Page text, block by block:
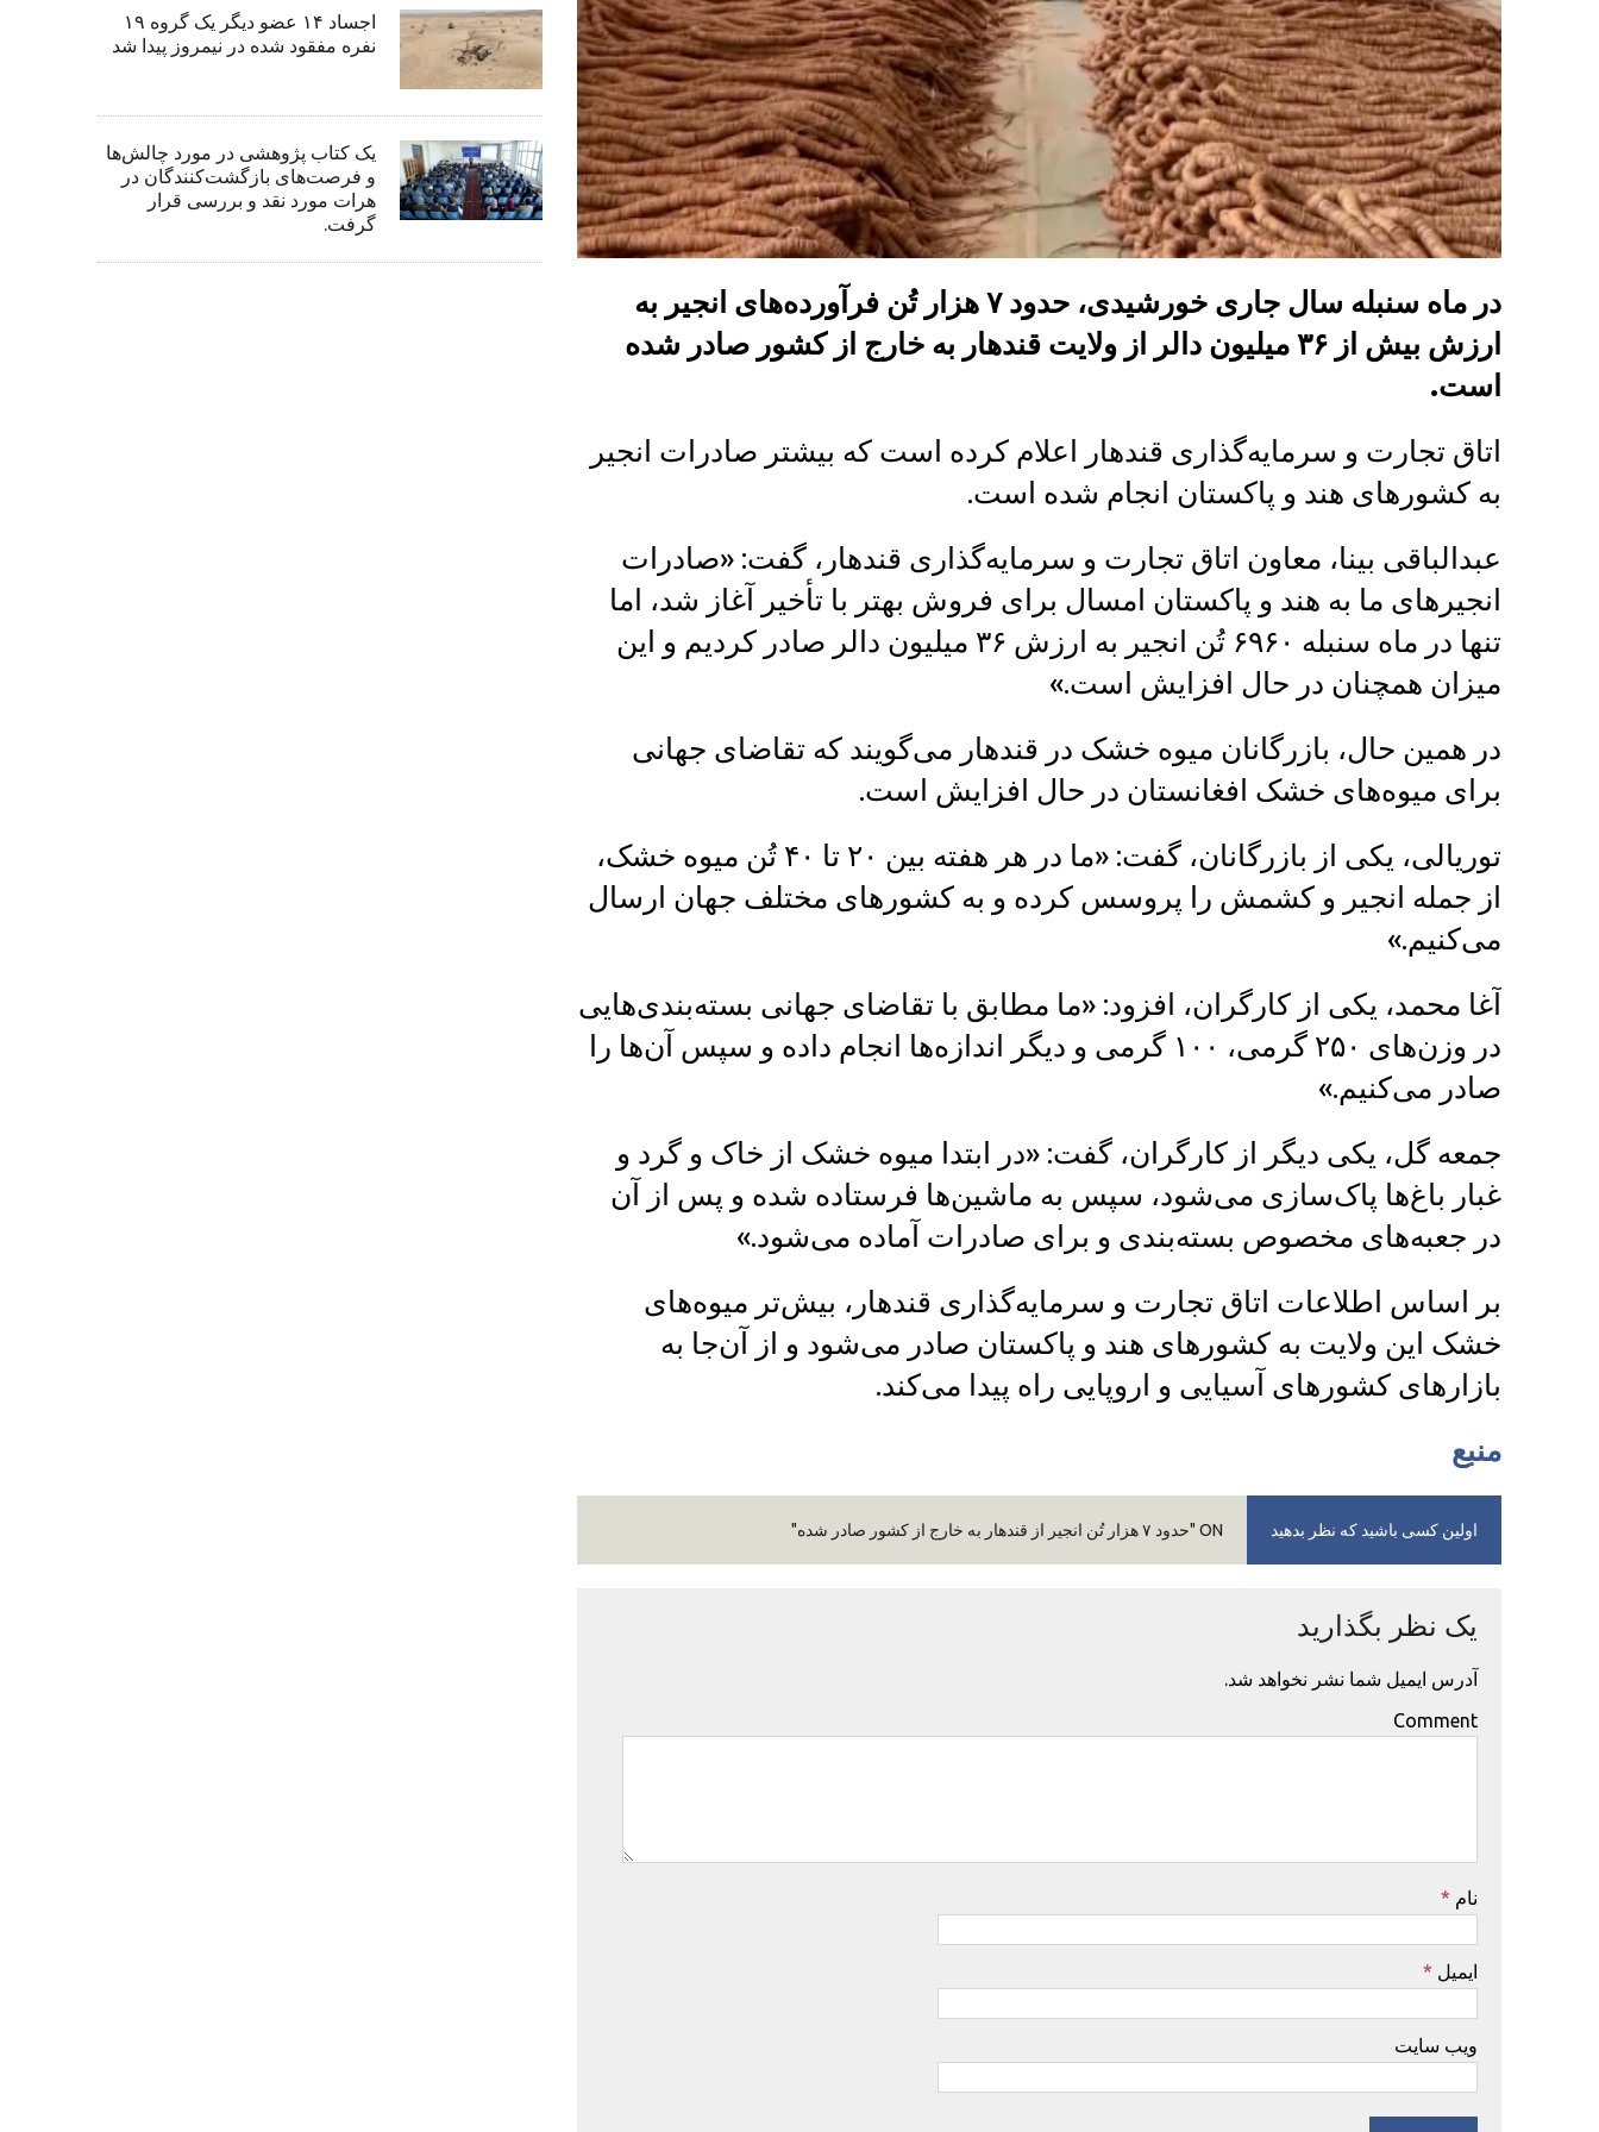
در ماه سنبله سال جاری خورشیدی، حدود ۷ هزار تُن فرآورده‌های انجیر به
ارزش بیش از ۳۶ میلیون دالر از ولایت قندهار به خارج از کشور صادر شده
است.
اتاق تجارت و سرمایه‌گذاری قندهار اعلام کرده است که بیشتر صادرات انجیر
به کشورهای هند و پاکستان انجام شده است.
عبدالباقی بینا، معاون اتاق تجارت و سرمایه‌گذاری قندهار، گفت: «صادرات
انجیرهای ما به هند و پاکستان امسال برای فروش بهتر با تأخیر آغاز شد، اما
تنها در ماه سنبله ۶۹۶۰ تُن انجیر به ارزش ۳۶ میلیون دالر صادر کردیم و این
میزان همچنان در حال افزایش است.»
در همین حال، بازرگانان میوه خشک در قندهار می‌گویند که تقاضای جهانی
برای میوه‌های خشک افغانستان در حال افزایش است.
توریالی، یکی از بازرگانان، گفت: «ما در هر هفته بین ۲۰ تا ۴۰ تُن میوه خشک،
از جمله انجیر و کشمش را پروسس کرده و به کشورهای مختلف جهان ارسال
می‌کنیم.»
آغا محمد، یکی از کارگران، افزود: «ما مطابق با تقاضای جهانی بسته‌بندی‌هایی
در وزن‌های ۲۵۰ گرمی، ۱۰۰ گرمی و دیگر اندازه‌ها انجام داده و سپس آن‌ها را
صادر می‌کنیم.»
جمعه گل، یکی دیگر از کارگران، گفت: «در ابتدا میوه خشک از خاک و گرد و
غبار باغ‌ها پاک‌سازی می‌شود، سپس به ماشین‌ها فرستاده شده و پس از آن
در جعبه‌های مخصوص بسته‌بندی و برای صادرات آماده می‌شود.»
بر اساس اطلاعات اتاق تجارت و سرمایه‌گذاری قندهار، بیش‌تر میوه‌های
خشک این ولایت به کشورهای هند و پاکستان صادر می‌شود و از آن‌جا به
بازارهای کشورهای آسیایی و اروپایی راه پیدا می‌کند.
منبع
اولین کسی باشید که نظر بدهید ON "حدود ۷ هزار تُن انجیر از قندهار به خارج از کشور صادر شده"
یک نظر بگذارید
آدرس ایمیل شما نشر نخواهد شد.
Comment
نام *
ایمیل *
ویب سایت
اجساد ۱۴ عضو دیگر یک گروه ۱۹
نفره مفقود شده در نیمروز پیدا شد
یک کتاب پژوهشی در مورد چالش‌ها
و فرصت‌های بازگشت‌کنندگان در
هرات مورد نقد و بررسی قرار
گرفت.